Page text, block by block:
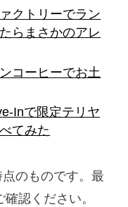
クトリーでラン
らまさかのアレ
コーヒーでお土
Inで限定テリヤ
てみた
のものです。最
認ください。